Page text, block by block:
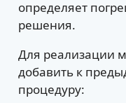
определяет
решения.
Для реализации
добавить к
процедуру: